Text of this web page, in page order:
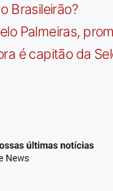
Brasileirão?
Palmeiras,
é capitão da